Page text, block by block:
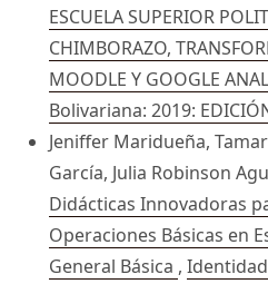
ESCUELA SUPERIOR
CHIMBORAZO,
MOODLE Y GOOGLE
Bolivariana: 2019:
Jeniffer Maridueña,
García, Julia Robinson
Didácticas Innovadoras
Operaciones Básicas en
General Básica ,